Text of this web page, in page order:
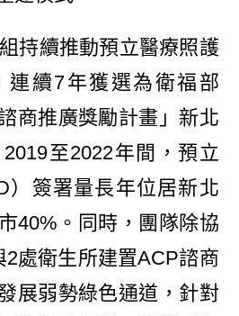
持續推動預立醫療照護
連續7年獲選為衛福部
商推廣獎勵計畫」新北
至2022年間，預立
）簽署量長年位居新北
40%。同時，團隊除協
處衛生所建置ACP諮商
展弱勢綠色通道，針對